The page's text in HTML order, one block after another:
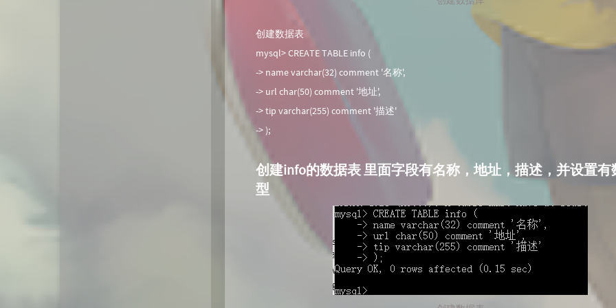
创建数据表
mysql> CREATE TABLE info (
-> name varchar(32) comment '名称',
-> url char(50) comment '地址',
-> tip varchar(255) comment '描述'
-> );
创建info的数据表 里面字段有名称，地址，描述，并设置有
型